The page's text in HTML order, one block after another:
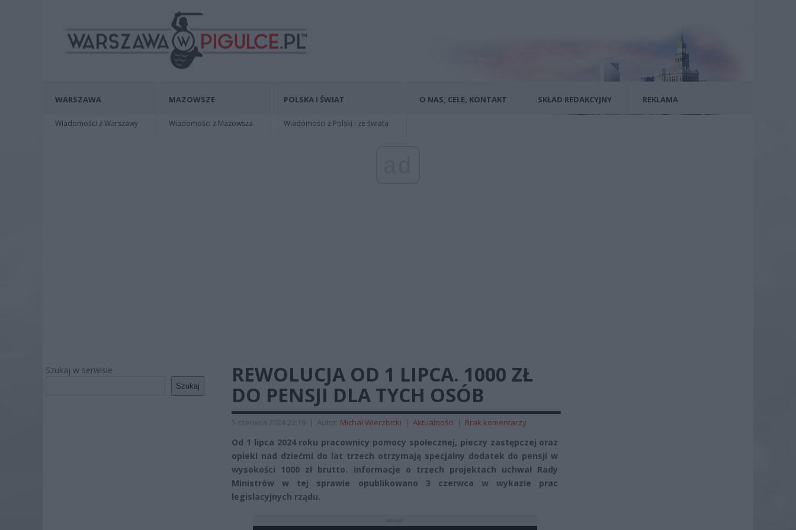
WARSZAWA
Wiadomości z Warszawy
MAZOWSZE
Wiadomości z Mazowsza
POLSKA I ŚWIAT
Wiadomości z Polski i ze świata
O NAS, CELE, KONTAKT SKŁAD REDAKCYJNY REKLAMA
Szukaj w serwisie
Szukaj
REWOLUCJA OD 1 LIPCA. 1000 ZŁ
DO PENSJI DLA TYCH OSÓB
5 czerwca 2024 23:19 | Autor: Michał Wierzbicki | Aktualności | Brak komentarzy
Od 1 lipca 2024 roku pracownicy pomocy społecznej, pieczy zastępczej oraz
opieki nad dziećmi do lat trzech otrzymają specjalny dodatek do pensji w
wysokości 1000 zł brutto. Informacje o trzech projektach uchwał Rady
Ministrów w tej sprawie opublikowano 3 czerwca w wykazie prac
legislacyjnych rządu.